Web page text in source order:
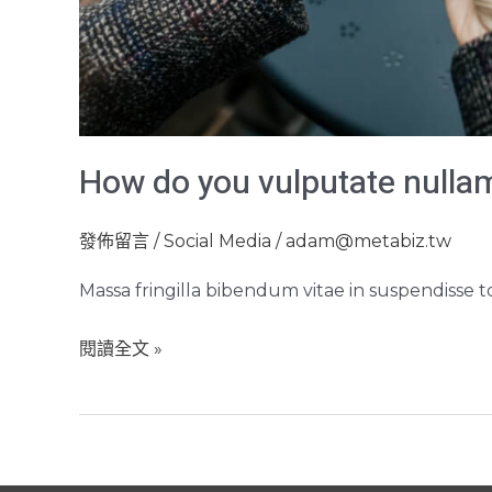
How do you vulputate
發佈留言 /Social Media /adam@metabiz.tw
Massa fringilla bibendum vitae in suspendisse
閱讀全文 »